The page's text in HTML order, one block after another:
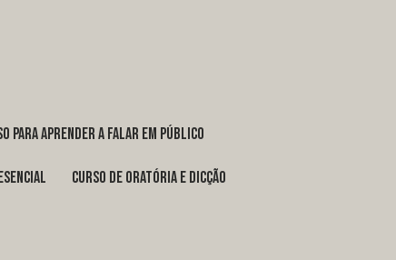
para aprender a falar em público
curso de oratória e dicção